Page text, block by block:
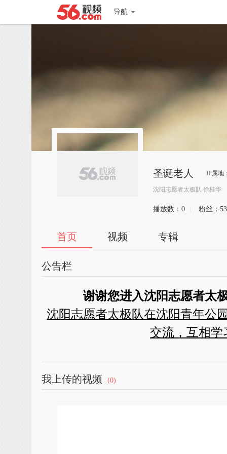
导航
圣诞老人 IP属地
沈阳志愿者太极队 徐桂华
播放数： 0 粉丝： 53
首页 视频 专辑
公告栏
谢谢您进入沈阳志愿者太
沈阳志愿者太极队在沈阳青年公
交流，互相学
我上传的视频 (0)